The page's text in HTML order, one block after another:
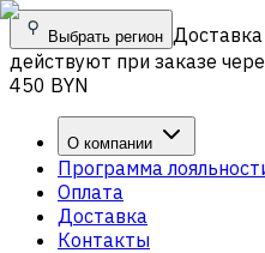
Выбрать регион
действуют при заказе
450 BYN
О компании
Программа
Оплата
Доставка
Контакты